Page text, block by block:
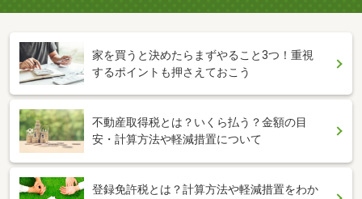
家を買うと決めたらまずやること3つ！重視
するポイントも押さえておこう
不動産取得税とは？いくら払う？金額の目
安・計算方法や軽減措置について
登録免許税とは？計算方法や軽減措置をわか